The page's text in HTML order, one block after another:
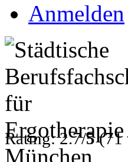
Anmelden
Rating: 2.7/5(71